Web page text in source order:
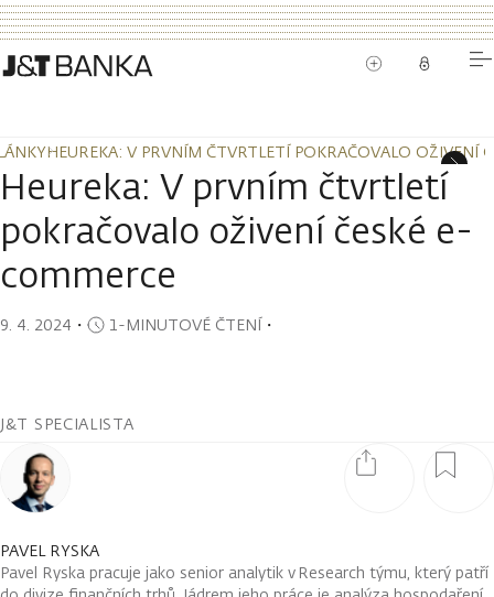
HEUREKA: V PRVNÍM ČTVRTLETÍ POKRAČOVALO OŽIVENÍ
HEUREKA: V PRVNÍM ČTVRTLETÍ POKRAČOVALO OŽIVENÍ
Heureka: V prvním čtvrtletí
pokračovalo oživení české e-
commerce
9. 4. 2024 ・ 1-MINUTOVÉ ČTENÍ・
J&T SPECIALISTA
PAVEL RYSKA
Pavel Ryska pracuje jako senior analytik v Research týmu, který patří